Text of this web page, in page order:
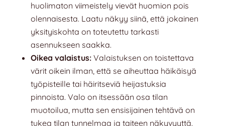
huolimaton viimeistely vievät huomion pois
olennaisesta. Laatu näkyy siinä, että jokainen
yksityiskohta on toteutettu tarkasti
asennukseen saakka.
Oikea valaistus:Valaistuksen on toistettava
värit oikein ilman, että se aiheuttaa häikäisyä
työpisteille tai häiritseviä heijastuksia
pinnoista. Valo on itsessään osa tilan
muotoilua, mutta sen ensisijainen tehtävä on
tukea tilan tunnelmaa ja taiteen näkyvyyttä.